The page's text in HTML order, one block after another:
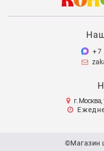
+7
г. Москва,
©Магазин